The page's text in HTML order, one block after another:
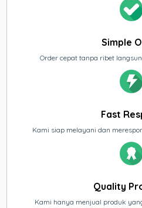
Simple
Order cepat tanpa ribet
Fast
Kami siap melayani dan
Quality
Kami hanya menjual produk